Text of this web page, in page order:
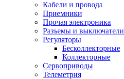
Кабели и провода
Приемники
Прочая электроника
Разъемы и выключатели
Регуляторы
Бесколлекторные
Коллекторные
Сервоприводы
Телеметрия